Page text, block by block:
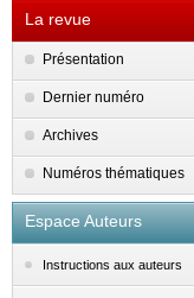
La revue
Présentation
Dernier numéro
Archives
Numéros thématiques
Espace Auteurs
Instructions aux auteurs